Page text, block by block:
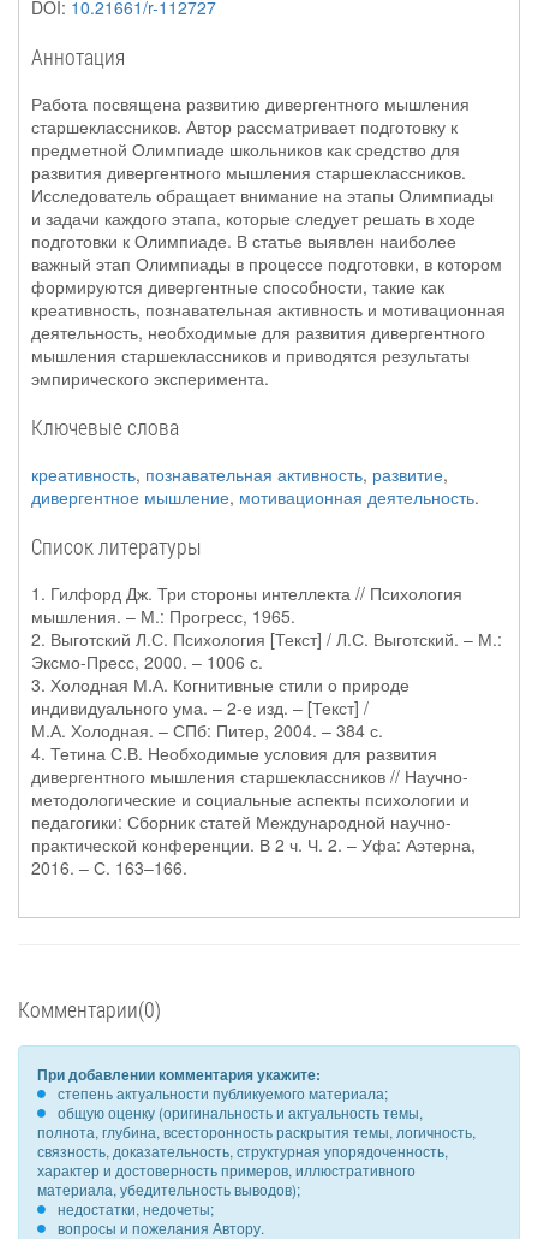
DOI: 10.21661/r-112727
Аннотация
Работа посвящена развитию дивергентного мышления
старшеклассников. Автор рассматривает подготовку к
предметной Олимпиаде школьников как средство для
развития дивергентного мышления старшеклассников.
Исследователь обращает внимание на этапы Олимпиады
и задачи каждого этапа, которые следует решать в ходе
подготовки к Олимпиаде. В статье выявлен наиболее
важный этап Олимпиады в процессе подготовки, в котором
формируются дивергентные способности, такие как
креативность, познавательная активность и мотивационная
деятельность, необходимые для развития дивергентного
мышления старшеклассников и приводятся результаты
эмпирического эксперимента.
Ключевые слова
креативность, познавательная активность, развитие,
дивергентное мышление, мотивационная деятельность.
Список литературы
1. Гилфорд Дж. Три стороны интеллекта // Психология
мышления. – М.: Прогресс, 1965.
2. Выготский Л.С. Психология [Текст] / Л.С. Выготский. – М.:
Эксмо-Пресс, 2000. – 1006 с.
3. Холодная М.А. Когнитивные стили о природе
индивидуального ума. – 2-е изд. – [Текст] /
М.А. Холодная. – СПб: Питер, 2004. – 384 с.
4. Тетина С.В. Необходимые условия для развития
дивергентного мышления старшеклассников // Научно-
методологические и социальные аспекты психологии и
педагогики: Сборник статей Международной научно-
практической конференции. В 2 ч. Ч. 2. – Уфа: Аэтерна,
2016. – С. 163–166.
Комментарии(0)
При добавлении комментария укажите:
степень актуальности публикуемого материала;
общую оценку (оригинальность и актуальность темы,
полнота, глубина, всесторонность раскрытия темы, логичность,
связность, доказательность, структурная упорядоченность,
характер и достоверность примеров, иллюстративного
материала, убедительность выводов);
недостатки, недочеты;
вопросы и пожелания Автору.